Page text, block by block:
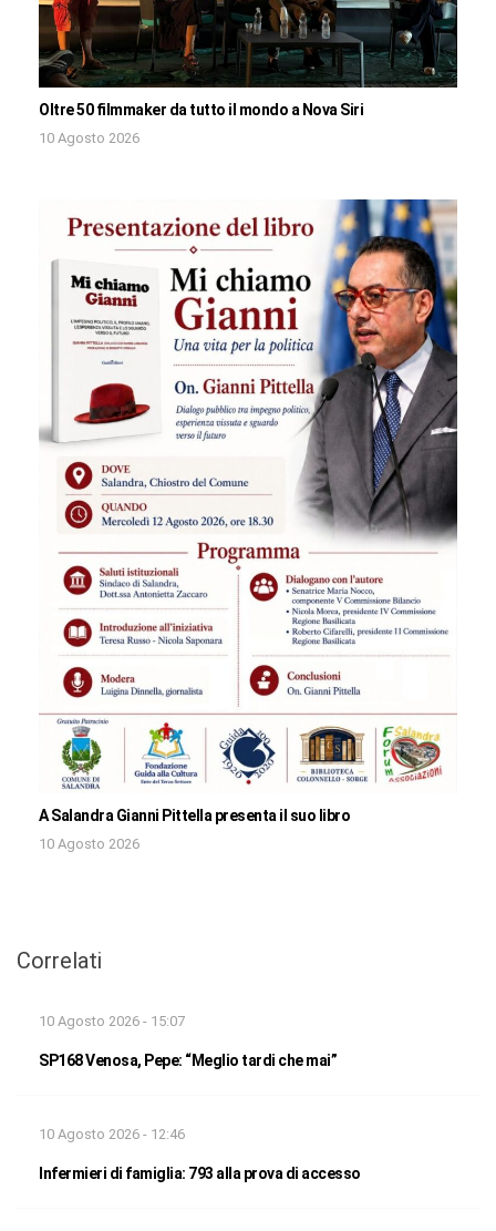
Oltre 50 filmmaker da tutto il mondo a Nova Siri
10 Agosto 2026
A Salandra Gianni Pittella presenta il suo libro
10 Agosto 2026
Correlati
10 Agosto 2026 - 15:07
SP168 Venosa, Pepe: “Meglio tardi che mai”
10 Agosto 2026 - 12:46
Infermieri di famiglia: 793 alla prova di accesso